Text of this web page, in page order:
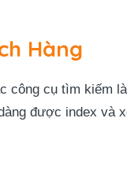
Hàng
cụ tìm kiếm
được index và